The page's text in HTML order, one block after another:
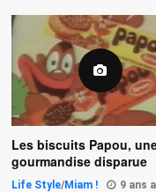
Les biscuits Papou,
gourmandise disparue
Life Style/Miam ! 9 ans